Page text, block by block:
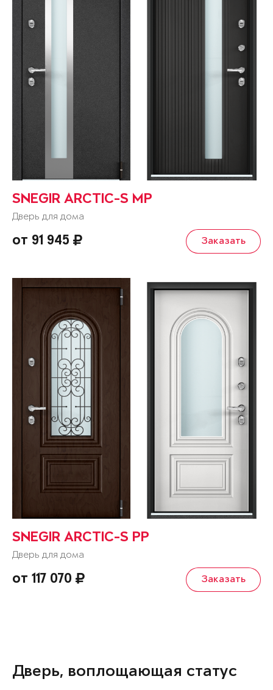
SNEGIR ARCTIC-S MP
Дверь для дома
от 91 945 Заказать
SNEGIR ARCTIC-S PP
Дверь для дома
от 117 070 Заказать
Дверь, воплощающая статус